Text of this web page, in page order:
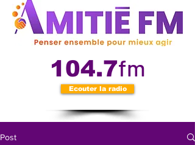
104.7fm
Ecouter la radio
Post